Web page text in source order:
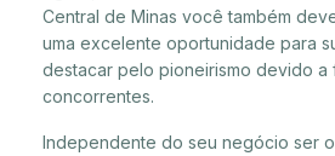
Central de Minas você também
uma excelente oportunidade para
destacar pelo pioneirismo devido a
concorrentes.
Independente do seu negócio ser